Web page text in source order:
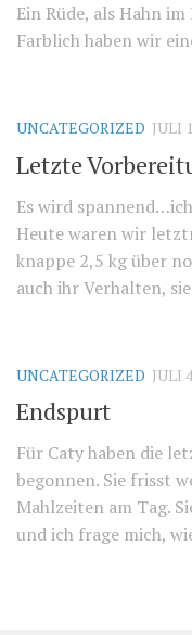
Ein Rüde, als Hahn
Farblich haben wir
UNCATEGORIZED JULI
Letzte
Es wird
Heute waren wir
knappe 2,5 kg über
auch ihr Verhalten,
UNCATEGORIZED JULI
Endspurt
Für Caty haben die
begonnen. Sie frisst
Mahlzeiten am Tag.
und ich frage mich,